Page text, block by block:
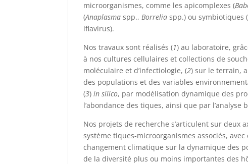
microorganismes, comme les apicomplexes (
(Anaplasma spp.,Borrelia spp.) ou symbiotiques (
iflavirus).
Nos travaux sont réalisés (1) au laboratoire,
à nos cultures cellulaires et collections de
moléculaire et d’infectiologie, (2) sur le terrain,
des populations et des variables
(3)in silico, par modélisation dynamique des
l’abondance des tiques, ainsi que par
Nos projets de recherche s’articulent sur deux
système tiques-microorganismes associés,
changement climatique sur la dynamique des
de la diversité plus ou moins importantes des